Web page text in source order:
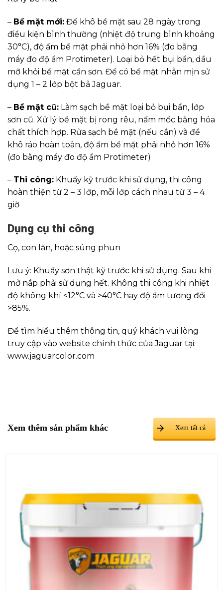
– Bề mặt mới: Để khô bề mặt sau 28 ngày trong
điều kiện bình thường (nhiệt độ trung bình khoảng
30°C), độ ẩm bề mặt phải nhỏ hơn 16% (đo bằng
máy đo độ ẩm Protimeter). Loại bỏ hết bụi bẩn, dầu
mỡ khỏi bề mặt cần sơn. Để có bề mặt nhẵn mịn sử
dụng 1 – 2 lớp bột bả Jaguar.
– Bề mặt cũ: Làm sạch bề mặt loại bỏ bụi bẩn, lớp
sơn cũ. Xử lý bề mặt bị rong rêu, nấm mốc bằng hóa
chất thích hợp. Rửa sạch bề mặt (nếu cần) và để
khô ráo hoàn toàn, độ ẩm bề mặt phải nhỏ hơn 16%
(đo bằng máy đo độ ẩm Protimeter)
– Thi công: Khuấy kỹ trước khi sử dụng, thi công
hoàn thiện từ 2 – 3 lớp, mỗi lớp cách nhau từ 3 – 4
giờ
Dụng cụ thi công
Cọ, con lăn, hoặc súng phun
Lưu ý: Khuấy sơn thật kỹ trước khi sử dụng. Sau khi
mở nắp phải sử dụng hết. Không thi công khi nhiệt
độ không khí <12°C và >40°C hay độ ẩm tương đối
>85%.
Để tìm hiểu thêm thông tin, quý khách vui lòng
truy cập vào website chính thức của Jaguar tại:
www.jaguarcolor.com
Xem thêm sản phẩm khác Xem tất cả